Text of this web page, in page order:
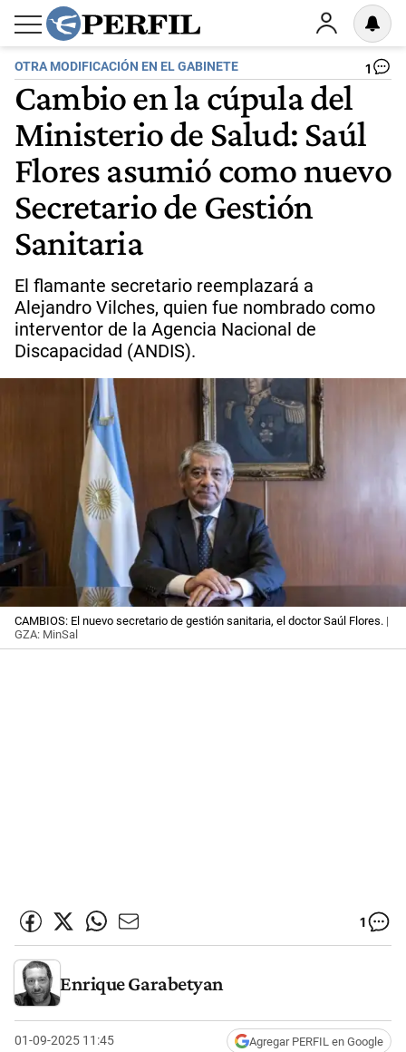
OTRA MODIFICACIÓN EN EL GABINETE 1
Cambio en la cúpula del
Ministerio de Salud: Saúl
Flores asumió como nuevo
Secretario de Gestión
Sanitaria
El flamante secretario reemplazará a
Alejandro Vilches, quien fue nombrado como
interventor de la Agencia Nacional de
Discapacidad (ANDIS).
CAMBIOS: El nuevo secretario de gestión sanitaria, el doctor Saúl Flores. |
GZA: MinSal
1
Enrique Garabetyan
01-09-2025 11:45 Agregar PERFIL en Google